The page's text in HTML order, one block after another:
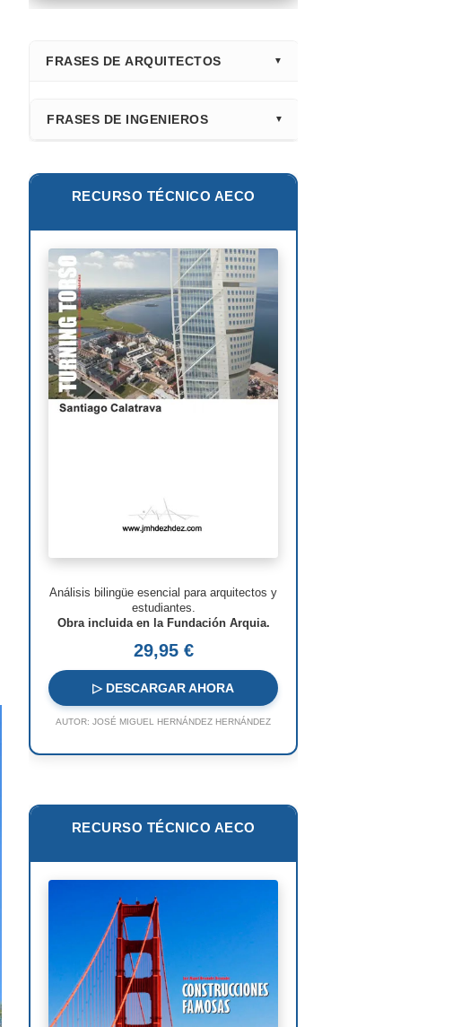
FRASES DE ARQUITECTOS
Santiago Calatrava
Richard Rogers
David Chipperfield
Kazuyo Sejima
Norman Foster
Steven Holl
Richard Meier
Aldo Rossi
Jacques Herzog
Rem Koolhaas
Oscar Niemeyer
Philip Johnson
Le Corbusier
William Pereira
Antoni Gaudí
Frank Lloyd Wright
FRASES DE INGENIEROS
Leslie E. Robertson
Félix Cándela
RECURSO TÉCNICO AECO
Análisis bilingüe esencial para arquitectos y
estudiantes.
Obra incluida en la Fundación Arquia.
29,95 €
▷ DESCARGAR AHORA
AUTOR: JOSÉ MIGUEL HERNÁNDEZ HERNÁNDEZ
RECURSO TÉCNICO AECO